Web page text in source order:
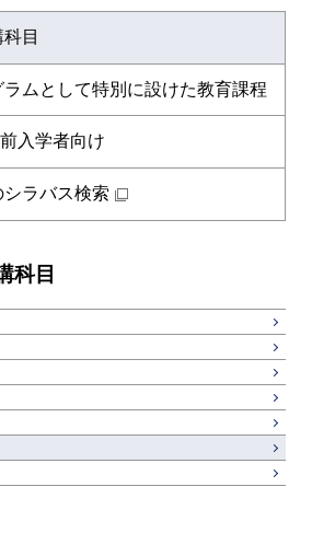
原子核工学コース
知能情報コース
ース
コース
都市・環境学コース
エンジニアリングデザイン
コース
都市・環境学コース
地球環境共創コース
エネルギーコース
エンジニアリングデザイン
人間科学系
社会・人間科学コース
ーション科学系
イノベーション科学コース
営専門職学位課程
技術経営専門職学位課程
目
養科目
目
国語科目
ア科目
目
ムとして特別に設けた教育課程
入学者向け
シラバス検索
科目